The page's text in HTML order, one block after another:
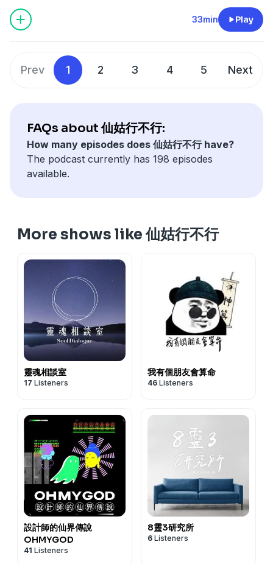
多訊息，像是天使數字、看到羽毛這些暗示，所以現階段要
連結，守護天使通常相對容易一些。🌧️ 那真正「帶天命」
的人有什麼特徵？從 Alice 自己的經驗看，帶天命的人常有
這些痕跡：小時候的生活比較苦、比較早熟外，也是敏感體
質、從小容易受到干擾。 Alice 小時候一放下來就狂哭，連
飛機飛過、電話響都會爆哭，媽媽說超級難帶，連上廁所都
被無形干擾。媽媽到處打聽哪裡有廟，帶她跑過好多地方收
驚，有的效果也很有限。她說這類孩子往往是「天界下來的
靈魂」，天線一直開著，訊息不斷進來，所以容易不安、煩
躁。Susu 家老大也有類似跡象，從小就很容易被聲音嚇
尋。 Alice 從小就覺得自己好像不屬於這個世界、和周圍格
人在背後操控。心裡常有正向和反向兩種聲音在打架，她最
後總是選擇正向，但那個反向的聲音會冒出來叫她「別管
了、管他去死」。她一直在想：我為什麼要當人？痛苦的意
義是什麼？人活著的價值又是什麼？這類人往往帶著強烈的
孤獨感、早熟、思維敏銳。。共感強、很會安慰人。 這類
人對別人的痛苦特別有感，Alice每次諮詢都會哭上半天。
別人跟他聊完會覺得身心舒暢、像得到慰藉，內心也常有一
種「不做不行」的驅動，容易犧牲自己去幫別人。所以他們
最需要學的，反而是好好愛自己、重視自己的時間；在幫人
就一定要走身心靈嗎？不一定。很多人接到訊息，說神明要
他當乩身、當代言人，問是不是非做不可？其實現在這個世
代已經可以選擇了。十五年前也許人手不夠、沒辦法，但現
在靈性大爆發，你可以選擇不要。因為有敏感體質，不等於
時機成熟。感應能力，像通靈、聽得到看得到，其實只是一
個「感知工具」，它不等於靈性智慧，也不等於心智成熟。
有時候祂讓你看得到、聽得到，反而是給你一個考驗：當你
具備這樣的能力，你會不會自我膨脹、看不起別人？一定要
通過這些考驗、真正具備靈性智慧，把感知能力和智慧結
合，你才能帶著天命去幫助別人。而最終的重點，永遠是
改好」。方法很具體：想生氣的時候先深呼吸，然後站在對
方的角度想「他為什麼會這樣講話」。以前她會對男朋友鬼
吼鬼叫，後來學會好好溝通：「你這個行為讓我不舒服，能
不能避免？」Susu則是相反的課題。她在上一段婚姻裡總
是忍辱負重，對方冷暴力，她就默默等對方情緒好了再溝
通。長期壓抑，其實很內傷，甚至會影響喉輪、臍輪。她的
做起來可能比看八字易經還難上好幾倍，往往要花好幾年。
💫 我們不需要當救世主
靈魂課題，從來不是要你去當拯救世界的救世主。它可能就
是你一直卡著過不去的那一關：情緒、關係、愛不愛自己、
打坐、頌缽銅鑼浴、瑜伽慢跑，把悶住的情緒發洩出去；也
別讓自己一直悶著。
#《仙姑行不行》綜合入口:
https://portaly.cc/fairyokla
#《仙姑行不行》合作邀約請洽:
support@fairyokla.com
*緊急事件預約請加入官方Line並留下訊息:
https://lin.ee/O3VAaLk
*最新消息都在私密官方粉絲團:
https://reurl.cc/Y8KMdn
*官方IG:https://reurl.cc/KM1ybq
祂們曾經在地球上活過、完成了靈性修煉、揚升到更高維
度、不需再輪迴，卻選擇留下來陪我們。Susu 的比喻很可
愛：祂們已經「畢業」了，卻回來當老師、當學長姐。 😊
而且你一定認識祂們，耶穌、佛陀、觀音、聖母瑪利亞，其
實都是揚升大師。今天挑四位：
1.白度母｜觀音的眼淚化現 🤍 祂跟綠度母一樣，是觀音二
關、需要內心安定時，很適合呼喚祂，像一位慈祥的媽媽。
2.聖哲曼｜紫色火焰的守護者 🔥 Alice兩年前就連結到聖哲
曼，去到祂的城堡，大到不行、義式羅馬風格、還有噴水
池，原來祂跟煉金術有關，非常非常有錢。祂的屬下給了
（不是情侶喔😆），一起使用紫色火焰，像「法官」的角
色，幫我們看清事情本質、不帶情緒地理解業力。覺得某件
事不公不義、或一直等不到機會時，可以找祂。
4.迪瓦庫｜愛與智慧之光 💛 祂是七道光裡「第二道光・愛
與智慧」的擁有者，幫我們驅除身體疾病，更幫我們用智慧
去理解「為什麼我會遇到這件事」。據說祂特別支持療癒
師，想發展療癒能力的人很適合連結祂。
🛸 最後的彩蛋：原來還有「星際療癒者」
課程裡還帶到一個層級，星際療癒者。Susu 第一次聽到也
愣住：「外星人嗎？」答案是：對，但是好的外星人。😆
祂們來自不同星系，一樣抱著協助地球揚升的心。
一大票小小的外星人，拿著小錘子敲敲打打幫你修復身體痠
痛，超可愛。🥹
💫 你想呼喚哪一位大天使&揚升大師
來協助我們療癒的，不只有天使、大天使，還有這些「畢業
了還回來當老師」的揚升大師，甚至是對地球友善的星際療
癒者。說穿了，祂們就是我們本來就認識、只是維度更高的
那些神佛。
突然覺得當人類的我們好幸福啊，有這麼多的高維能量守護
著我們!!。 🙏
調走就好 🐢
💗 這一張,送給所有的仙粉
而宇宙要給各位仙粉(沒錯,就是正在看的你)的牌是「愛人」
「愛人」這張牌想說的是: 我們很常因為愛別人而拼命付出,
然後偷偷期待對方回報。但如果你會在意回報,代表你還不
話:付出很好,但記得回到自己身上,讓你做的每件事,都是發自
於愛你自己。這樣,你就不會失望了。因為你只是純然地,把
愛給出去。
🔮 好消息!Kaya 即將進駐「仙姑行不行」
https://tinybot.cc/fairyokla/product/kaya/
#《仙姑行不行》綜合入口: https://portaly.cc/fairyokla
#《仙姑行不行》合作邀約請洽:
support@fairyokla.com
*緊急事件預約請加入官方Line並留下訊息:
https://lin.ee/O3VAaLk
*最新消息都在私密官方粉絲團: https://reurl.cc/Y8KMdn
*官方IG: https://reurl.cc/KM1ybq
而且不只西方。東方最早也有天使的概念，只是祂不一定有
翅膀，叫做「天神的使者」，就像天界的文武百官，幫神明
再往後，基督教、猶太教、伊斯蘭教三大宗教，其實源頭相
通，全都有天使的記載。伊斯蘭教甚至形容：天使多到像下
雨一樣，像雨滴一樣落到地球。 講的就是，這個世界，充
• 守護靈是「功能性」的，大部分來自不同星球的動物，有
特殊任務（幫你口才變好、運氣變好、體力變好），而且一
隻守護靈只守護一個人。
• 守護天使是「大愛」，祂不管功能，而是給你自信、光
所以 Alice 說，這有點像「地基主」的概念：一位地基主，
守護的是一整個家。性質相似的人（例如都缺自信、都需要
被肯定、童年都比較辛苦的），有可能共用同一位守護天
更妙的是，Alice 發現：有些守護天使，自己其實還是「小
學生」。 祂的能量還沒調整好，沒辦法適時給主人力量，
但還是被安排來守護，因為這正是祂自己要學習的功課。祂
在守護我們的同時，也在跟我們一起成長。
🧙‍♂️ 「星際大師」甘道夫出場了
說回開頭。天使靈氣課程裡，除了連結療癒天使，也可以連
結「星際大師」。
Susu 覺得自己有一世可能是外星人，就想說「那我來連結
就是甘道夫。😆 白髮白鬍白袍、非常巨大、慈祥地看著
她，還透過心電感應告訴她：那位要被療癒的同學，眉心輪
需要再打開一點。
至於 Susu 自己的療癒天使，是「一黑一白」兩位，有種一
陽一陰、男女性別的感覺，每次來都手牽手一起出現，超
美。（Alice 推測：黑天使可能是 Susu 那位「黑天使高
我」派來打工的，後來就一直跟著她了。）
順帶一提，Alice 因為幫人諮詢太多，她的療癒天使每次都
不一樣——我們笑說，那根本是一整個「天使軍團」，大概
有一百位排隊輪班吧。🤣
親切到不行。他說，南法、甚至整個法國，處處都是植物的
香氣：
• 絲柏——南法很特殊的植物，梵谷的星空裡畫的就是它，
支抽到的就是絲柏，超有共時性。
• 橄欖樹——代表和平，像遞出橄欖枝。
陽剛的松、刺松，柔性的薰衣草、迷迭香⋯⋯老師說，這是
一個陰陽非常調和的場域。把自己丟到這樣的環境裡，人就
自然被淨化了。
（至於我有沒有靈魂覺醒？我不知道欸，我只記得紅酒怎麼
我們去了一個叫「維澤萊」的古鎮。一進去，老師就覺得超
熟悉，問 Alice：「我有在這邊出生過嗎？」結果還真的
人，家裡不大、養了五頭牛（換算現在大概年薪百萬的小康
家庭啦😆），甚至還參加過十字軍東征。
而那座 1200 多年的修道院，安放著抹大拉瑪麗亞的聖物。
它不像一般歐洲教堂金碧輝煌，反而非常樸實，白色的石雕
滿牆，中古世紀大家不識字，就用石雕把聖經故事「畫」出
來教化百姓。
更特別的是，這裡是歐洲朝聖之路的起點之一，地上有貝殼
圖案，象徵著從這裡一路往西班牙朝聖的路。老師在地下室
點了根蠟燭，待了快二十分鐘，說整個心都平安了下來。
我們這團有一位很專業的中文品酒導遊。他坐在老師旁邊，
聊著聊著就想摸香。老師請他報幾個數字，對應出來的是，
百里香（勇氣不足）、永久花、沒藥，解藥是茉莉（自
信）。
老師委婉地說：「你內心有些事正在處理跟突破，但潛意識
希望你繼續往前。重點是，你要更有自信。」
話一說完，他突然淚眼汪汪，一直掉眼淚：「精油怎麼這麼
懂我？」
原來他正在猶豫要不要留在法國，想家、單身、在異鄉難免
孤單。但老師說，他其實能力 90 分，卻只表達出 70 分。
世為什麼是這樣的人、為什麼跟某些人糾纏不清、為什麼有
某些揮之不去的恐懼或執念，裡面幾乎都有答案。這集我們
以四個真實案例跟大家分享，每一個都讓我印象非常深刻。
🐚 案例一：希臘女神 Rebecca——他不是控制你，他只是
怕再失去你
神阿芙洛狄忒（即維納斯），金髮碧眼、從海裡走出來。那
是我第一次看到歐洲神話的前世。
那一世，她先生是考古學家，在古籍圖像裡愛上她的形象，
連本人都沒見過，就愛上了這個無法真正擁有的女神。再往
下看，清末民初上海灘，兩人終於相遇——他是畫家，她是
好不容易這一世在一起了，所以他緊緊抓著她。不是控制，
是太害怕再次失去。
殼磨粉加入顏料——靈魂從希臘那一世帶來的印記。先生聽
完解讀後，終於明白自己恐懼的根源，現在已比較釋懷了。
💬 有時候，伴侶讓你窒息的執著，背後藏著你不知道的累
世故事。當你理解了根源，那份執著就開始慢慢放下。
🎋 案例二：自我鞭打的管家——對別人最嚴格的地方，往
往也是對自己最嚴格的地方
一位修行很認真的女生來找我，說她想把「有條件的愛」升
級為「無條件的愛」。她在公共場合會自然地批判別人，批
判完又立刻批判自己：「我修行這麼久，怎麼還是這樣？」
我看了她的阿卡西，兩世都是管家，一世在中國、一世在歐
洲，兩次照顧的孩子都不幸離世（火災、瘟疫），她深信是
自己的疏失。這份罪咎帶到今生，讓她必須控制所有變數、
盯緊每個細節。我在阿卡西裡看到一個竹籠子罩著她，一根
一根是她自己編的——既是保護，也是囚禁。
她說想把籠子拿掉。於是我做了靈魂療癒，改寫那兩世的結
局，讓孩子們都安然無事。那份揹了不知多少世的罪咎，慢
慢鬆開了。
💬 你對別人要求嚴格，代表你自己也在意那件事。那份嚴
苛的背後，不是傲慢，有可能是來自一種很深很深的恐懼。
33min Play
Prev 1 2 3 4 5 Next
FAQs about 仙姑行不行:
How many episodes does 仙姑行不行 have?
The podcast currently has 198 episodes
available.
More shows like 仙姑行不行
靈魂相談室
17 Listeners
我有個朋友會算命
46 Listeners
設計師的仙界傳說
OHMYGOD
41 Listeners
8靈3研究所
6 Listeners